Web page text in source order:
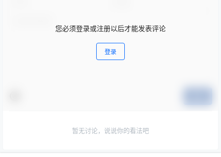
您必须登录或注册以后才能发表评论
登录
暂无讨论，说说你的看法吧